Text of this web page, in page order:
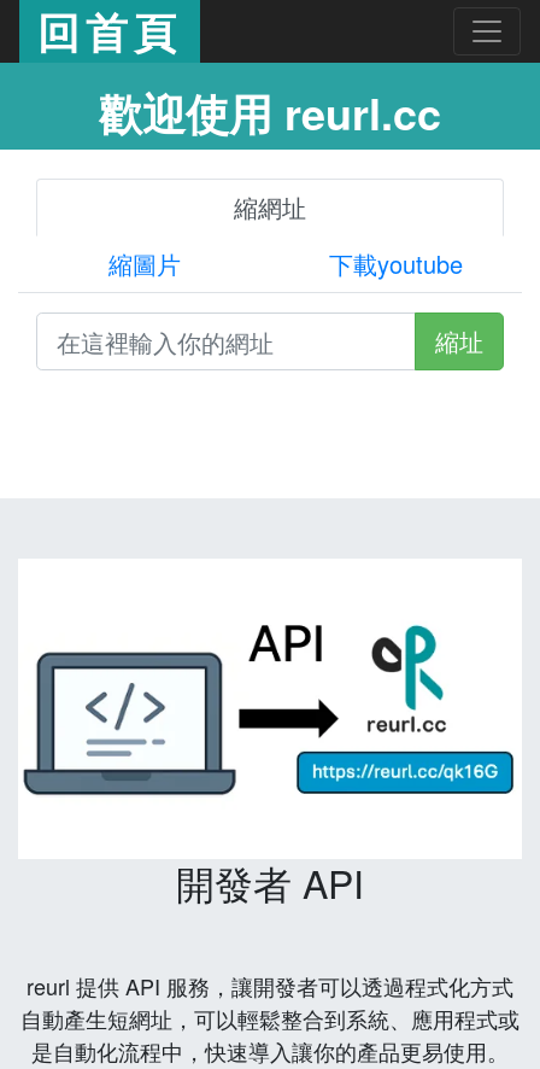
回首頁
歡迎使用 reurl.cc
縮網址
縮圖片
下載youtube
縮址
開發者 API
reurl 提供 API 服務，讓開發者可以透過程式化方式
自動產生短網址，可以輕鬆整合到系統、應用程式或
是自動化流程中，快速導入讓你的產品更易使用。